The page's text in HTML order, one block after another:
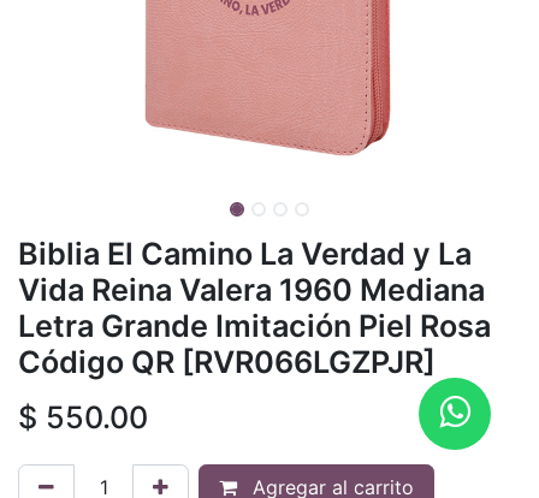
Biblia El Camino La Verdad y La
Vida Reina Valera 1960 Mediana
Letra Grande Imitación Piel Rosa
Código QR [RVR066LGZPJR]
$ 550.00
Agregar al carrito